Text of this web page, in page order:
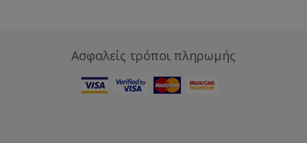
Ασφαλείς τρόποι πληρωμής